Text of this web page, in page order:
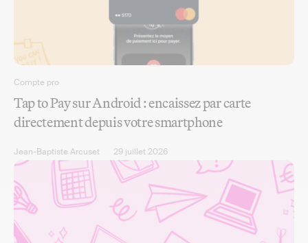
Compte pro
Tap to Pay sur Android : encaissez par carte
directement depuis votre smartphone
Jean-Baptiste Arcuset 29 juillet 2026